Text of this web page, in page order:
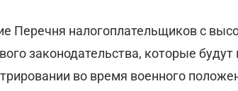
Перечня налогоплательщиков с
законодательства, которые
во время военного